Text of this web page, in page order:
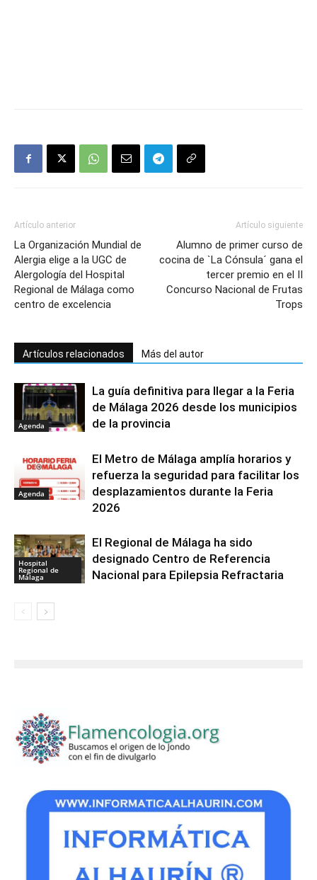
Artículo anterior
La Organización Mundial de
Alergia elige a la UGC de
Alergología del Hospital
Regional de Málaga como
centro de excelencia
Artículo siguiente
Alumno de primer curso de
cocina de `La Cónsula´ gana el
tercer premio en el II
Concurso Nacional de Frutas
Trops
Artículos relacionados Más del autor
Agenda
La guía definitiva para llegar a la Feria
de Málaga 2026 desde los municipios
de la provincia
Agenda
El Metro de Málaga amplía horarios y
refuerza la seguridad para facilitar los
desplazamientos durante la Feria
2026
Hospital
Regional de
Málaga
El Regional de Málaga ha sido
designado Centro de Referencia
Nacional para Epilepsia Refractaria